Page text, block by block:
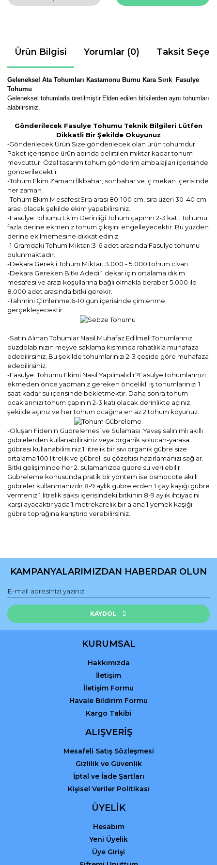
Ürün Bilgisi Yorumlar (0) Taksit
Geleneksel Ata Tohumları Kastamonu Burnu Kara Sırık Fasulye
Tohumu
Geleneksel tohumlarla üretilmiştir.Elden edilen bitkilerden aynı tohumları
alabilirsiniz.
Gönderilecek Fasulye Tohumu Teknik Bilgileri Lütfen
Dikkatli Bir Şekilde Okuyunuz
-Gönderilecek Ürün:Size gönderilecek olan ürün tohumdur.
Paket içerisinde ürün adında belirtilen miktar kadar tohum
mevcuttur. Özel tasarım tohum gönderim ambalajları içerisinde
gönderilecektir.
-Tohum Ekim Zamanı:İlkbahar, sonbahar ve iç mekan içerisinde
her zaman
-Tohum Ekim Mesafesi:Sıra arası 80-100 cm, sıra üzeri 30-40 cm
arası olacak şekilde ekim yapabilirsiniz.
-Fasulye Tohumu Ekim Derinliği:Tohum çapının 2-3 katı. Tohumu
fazla derine ekmeniz tohum çıkışını engelleyecektir. Bu yüzden
derine ekilmemesine dikkat ediniz.
-1 Gramdaki Tohum Miktarı:3-6 adet arasında Fasulye tohumu
bulunmaktadır.
-Dekara Gerekli Tohum Miktarı:3.000 - 5.000 tohum civarı.
-Dekara Gereken Bitki Adedi:1 dekar için ortalama dikim
mesafesi ve arazi koşullarına bağlı olmakla beraber 5.000 ile
8.000 adet arasında bitki gerekir.
-Tahmini Çimlenme:6-10 gün içerisinde çimlenme
gerçekleşecektir.
-Satın Alınan Tohumlar Nasıl Muhafaz Edilmeli:Tohumlarınızı
buzdolabınızın meyve saklama kısmında rahatlıkla muhafaza
edebilirsiniz. Bu şekilde tohumlarınızı 2-3 çeşide göre muhafaza
edebilirsiniz.
-Fasulye Tohumu Ekimi Nasıl Yapılmalıdır?Fasulye tohumlarınızı
ekmeden önce yapmanız gereken öncelikli iş tohumlarınızı 1
saat kadar su içerisinde bekletmektir. Daha sonra tohum
ocaklarınızı tohum çapının 2-3 katı olacak derinlikte açınız
şekilde açınız ve her tohum ocağına en az 2 tohum koyunuz.
-Oluşan Fidenin Gübrelemesi ve Sulaması :Yavaş salınımlı akıllı
gübrelerden kullanabilirsiniz veya organik solucan-yarasa
gübresi kullanabilirsiniz.1 litrelik bir sıvı organik gübre size
ortalama 100 litrelik ve gübreli su çözeltisi hazırlamanızı sağlar.
Bitki gelişiminde her 2. sulamanızda gübre su verilebilir.
Gübreleme konusunda pratik bir yöntem ise osmocote akıllı
gübreler kullanmanızdır.8-9 aylık gübrelerden 1 çay kaşığı gübre
vermeniz 1 litrelik saksı içerisindeki bitkinin 8-9 aylık ihtiyacını
karşılayacaktır yada 1 metrekarelik bir alana 1 yemek kaşığı
gübre toprağına karıştırıp verebilirsiniz.
konularda yetersiz gördüğünüz noktaları öneri formunu
Görüş ve önerileriniz için teşekkür ederiz.
Ürün resmi kalitesiz, bozuk veya görüntülenemiyor.
Ürün açıklamasında eksik bilgiler bulunuyor.
Ürün fiyatı diğer sitelerden daha pahalı.
Gönder
KAMPANYALARIMIZDAN HABERDAR OLUN
KAYDOL
KURUMSAL
Hakkımızda
İletişim
İletişim Formu
Havale Bildirim Formu
Kargo Takibi
ALIŞVERİŞ
Mesafeli Satış Sözleşmesi
Gizlilik ve Güvenlik
İptal ve İade Şartları
Kişisel Veriler Politikası
ÜYELİK
Hesabım
Yeni Üyelik
Üye Girişi